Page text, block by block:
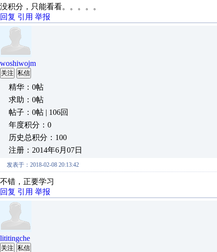
没积分，只能看看。。。。。
回复 引用 举报
woshiwojm
关注 私信
精华：0帖
求助：0帖
帖子：0帖 | 106回
年度积分：0
历史总积分：100
注册：2014年6月07日
发表于：2018-02-08 20:13:42
不错，正要学习
回复 引用 举报
lititingche
关注 私信